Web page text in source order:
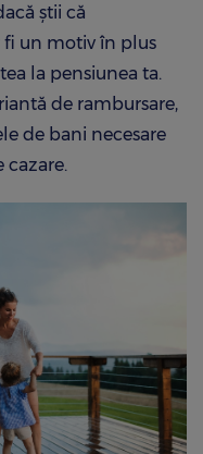
știi că
fi un motiv în plus
la pensiunea ta.
de rambursare,
de bani necesare
cazare.